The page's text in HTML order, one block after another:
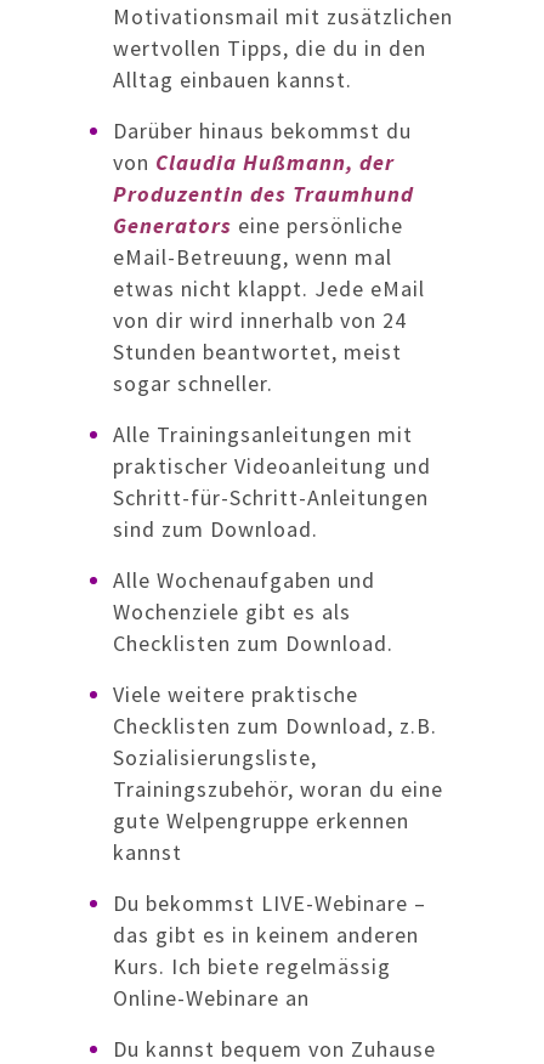
Motivationsmail mit zusätzlichen
wertvollen Tipps, die du in den
Alltag einbauen kannst.
Darüber hinaus bekommst du
von Claudia Hußmann, der
Produzentin des Traumhund
Generators eine persönliche
eMail-Betreuung, wenn mal
etwas nicht klappt. Jede eMail
von dir wird innerhalb von 24
Stunden beantwortet, meist
sogar schneller.
Alle Trainingsanleitungen mit
praktischer Videoanleitung und
Schritt-für-Schritt-Anleitungen
sind zum Download.
Alle Wochenaufgaben und
Wochenziele gibt es als
Checklisten zum Download.
Viele weitere praktische
Checklisten zum Download, z.B.
Sozialisierungsliste,
Trainingszubehör, woran du eine
gute Welpengruppe erkennen
kannst
Du bekommst LIVE-Webinare –
das gibt es in keinem anderen
Kurs. Ich biete regelmässig
Online-Webinare an
Du kannst bequem von Zuhause